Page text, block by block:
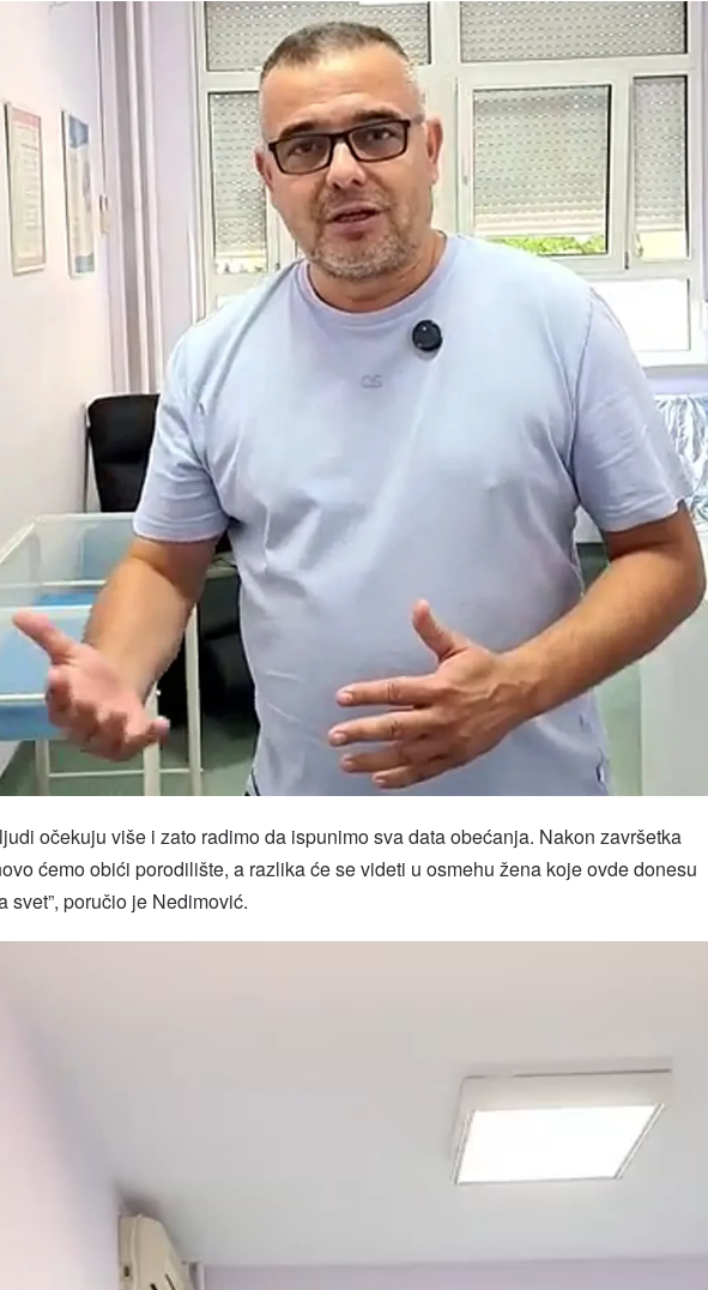
očekuju više i zato radimo da ispunimo sva data obećanja. Nakon završetka
ćemo obići porodilište, a razlika će se videti u osmehu žena koje ovde donesu
svet”, poručio je Nedimović.